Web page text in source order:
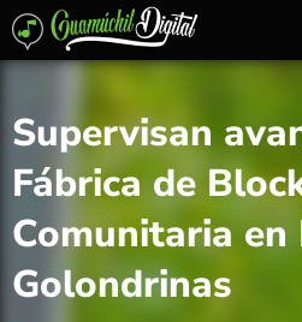
Supervisan
Fábrica de
Comunitaria en
Golondrinas